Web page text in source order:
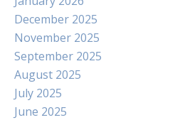
December 2025
November 2025
September 2025
August 2025
July 2025
June 2025